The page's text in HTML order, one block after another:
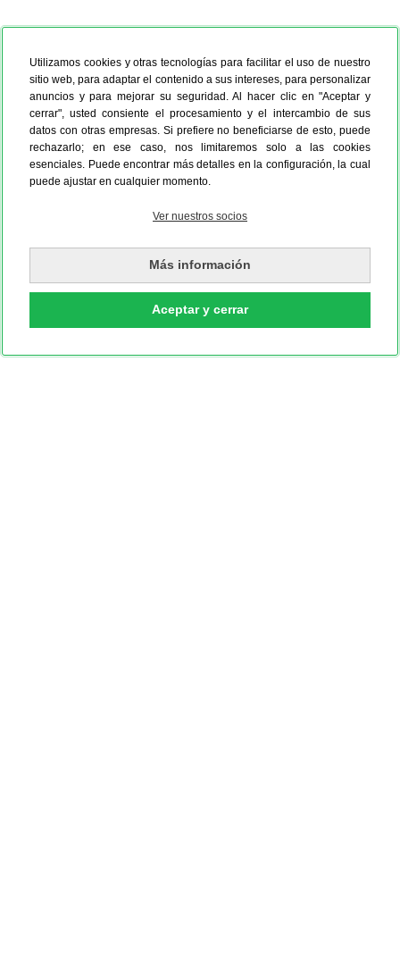
Utilizamos cookies y otras tecnologías para facilitar el uso de nuestro
sitio web, para adaptar el contenido a sus intereses, para personalizar
anuncios y para mejorar su seguridad. Al hacer clic en "Aceptar y
cerrar", usted consiente el procesamiento y el intercambio de sus
datos con otras empresas. Si prefiere no beneficiarse de esto, puede
rechazarlo; en ese caso, nos limitaremos solo a las cookies
esenciales. Puede encontrar más detalles en la configuración, la cual
puede ajustar en cualquier momento.
Ver nuestros socios
Más información
Aceptar y cerrar